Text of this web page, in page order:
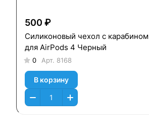
500 ₽
Силиконовый чехол c карабином
для AirPods 4 Черный
0 Арт. 8168
В корзину